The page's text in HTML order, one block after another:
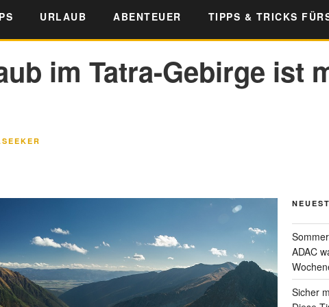
URLAUB ABENTEUER TIPPS & TRICKS
im Tatra-Gebirge ist
ADAC
Sicher